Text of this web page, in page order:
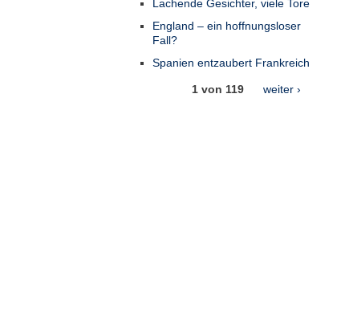
Lachende Gesichter, viele Tore
England – ein hoffnungsloser
Fall?
Spanien entzaubert Frankreich
1 von 119 weiter ›